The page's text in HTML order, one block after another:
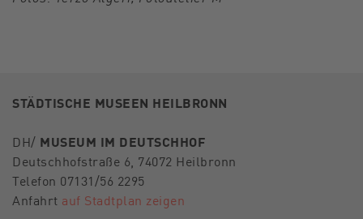
STÄDTISCHE MUSEEN HEILBRONN
DH/ MUSEUM IM DEUTSCHHOF
Deutschhofstraße 6, 74072 Heilbronn
Telefon 07131/56 2295
Anfahrt auf Stadtplan zeigen